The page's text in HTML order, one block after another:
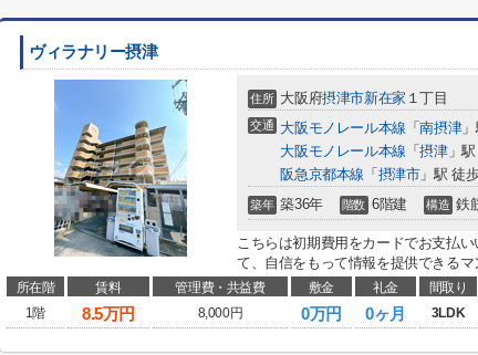
ヴィラナリー摂津
住所 大阪府摂津市新在家 １丁目
交通 大阪モノレール本線 「南摂津」
大阪モノレール本線 「摂津」
阪急京都本線 「 摂津市」駅 徒
築年 築36年 階数 6階建 構造 鉄
こちらは初期費用をカードでお支払
て、自信をもって情報を提供できる
所在階 賃料 管理費・共益費 敷金 礼金 間取り
1階
8.5万円 8,000円 0万円 0ヶ月 3LDK